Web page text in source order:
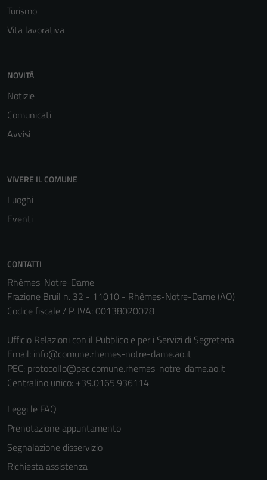
Turismo
Vita lavorativa
NOVITÀ
Notizie
Comunicati
Avvisi
VIVERE IL COMUNE
Luoghi
Eventi
CONTATTI
Rhêmes-Notre-Dame
Frazione Bruil n. 32 - 11010 - Rhêmes-Notre-Dame (AO)
Codice fiscale / P. IVA: 00138020078
Ufficio Relazioni con il Pubblico e per i Servizi di Segreteria
Email: info@comune.rhemes-notre-dame.ao.it
PEC: protocollo@pec.comune.rhemes-notre-dame.ao.it
Centralino unico: +39.0165.936114
Leggi le FAQ
Prenotazione appuntamento
Segnalazione disservizio
Richiesta assistenza